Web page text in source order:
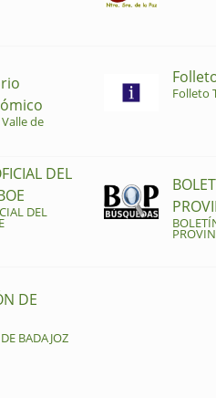
de
Folleto
DEL
DEL
DE
BADAJOZ